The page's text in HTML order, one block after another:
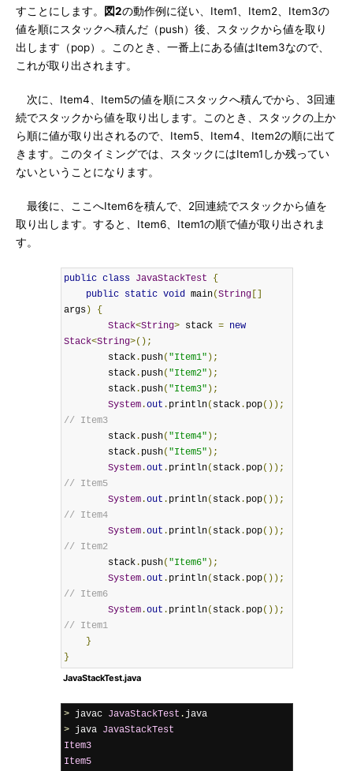
すことにします。
図2の動作例に従い、Item1、Item2、Item3の
値を順にスタックへ積んだ（push）後、スタックから値を取り
出します（pop）。このとき、一番上にある値はItem3なので、
これが取り出されます。
次に、Item4、Item5の値を順にスタックへ積んでから、3回連
続でスタックから値を取り出します。このとき、スタックの上か
ら順に値が取り出されるので、Item5、Item4、Item2の順に出て
きます。このタイミングでは、スタックにはItem1しか残ってい
ないということになります。
最後に、ここへItem6を積んで、2回連続でスタックから値を
取り出します。すると、Item6、Item1の順で値が取り出されま
す。
public class JavaStackTest
{
public
static void main(String[]
args)
{
Stack<String> stack =
new
Stack<String>();
        stack
. push( "Item1" );
        stack
. push( "Item2" );
        stack
. push( "Item3" );
System.out . println( stack. pop());
// Item3
        stack
. push( "Item4" );
        stack
. push( "Item5" );
System.out . println( stack. pop());
// Item5
System.out . println( stack. pop());
// Item4
System.out . println( stack. pop());
// Item2
        stack
. push( "Item6" );
System.out . println( stack. pop());
// Item6
System.out . println( stack. pop());
// Item1
}
}
JavaStackTest.java
> javac JavaStackTest .
java
> java JavaStackTest
Item3
Item5